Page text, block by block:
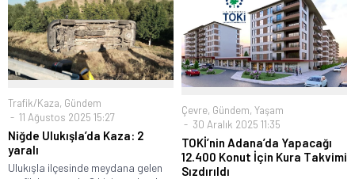
Trafik/Kaza, Gündem
11 Ağustos 2025 15:27
Niğde Ulukışla’da Kaza: 2
yaralı
Ulukışla ilçesinde meydana gelen
Çevre, Gündem, Yaşam
30 Aralık 2025 11:35
TOKİ’nin Adana’da Yapacağı
12.400 Konut İçin Kura Takvimi
Sızdırıldı